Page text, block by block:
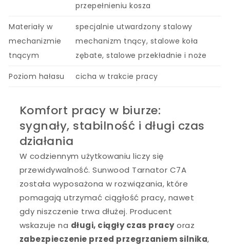
przepełnieniu kosza
Materiały w
mechanizmie
tnącym
specjalnie utwardzony stalowy
mechanizm tnący, stalowe koła
zębate, stalowe przekładnie i noże
Poziom hałasu cicha w trakcie pracy
Komfort pracy w biurze:
sygnały, stabilność i długi czas
działania
W codziennym użytkowaniu liczy się
przewidywalność. Sunwood Tarnator C7A
została wyposażona w rozwiązania, które
pomagają utrzymać ciągłość pracy, nawet
gdy niszczenie trwa dłużej. Producent
wskazuje na długi, ciągły czas pracyoraz
zabezpieczenie przed przegrzaniem silnika,